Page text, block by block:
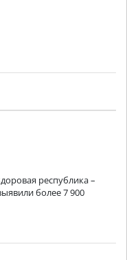
республика –
более 7 900